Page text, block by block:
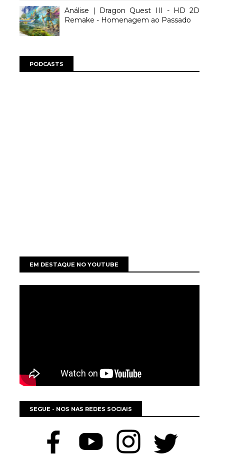
Análise | Dragon Quest III - HD 2D
Remake - Homenagem ao Passado
PODCASTS
EM DESTAQUE NO YOUTUBE
SEGUE - NOS NAS REDES SOCIAIS